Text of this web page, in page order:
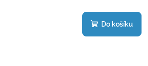
hodnocení
produktu
Do košíku